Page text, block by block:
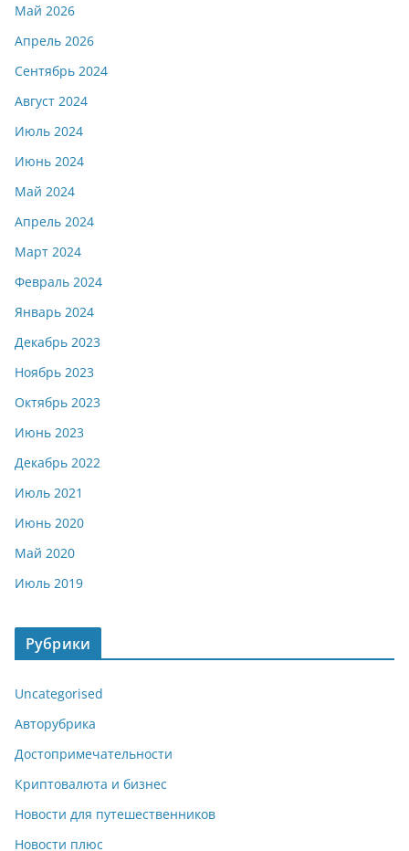
Май 2026
Апрель 2026
Сентябрь 2024
Август 2024
Июль 2024
Июнь 2024
Май 2024
Апрель 2024
Март 2024
Февраль 2024
Январь 2024
Декабрь 2023
Ноябрь 2023
Октябрь 2023
Июнь 2023
Декабрь 2022
Июль 2021
Июнь 2020
Май 2020
Июль 2019
Рубрики
Uncategorised
Авторубрика
Достопримечательности
Криптовалюта и бизнес
Новости для путешественников
Новости плюс